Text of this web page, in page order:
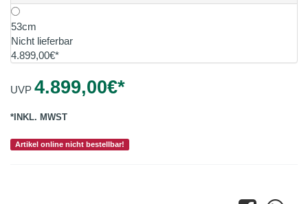
53cm
Nicht lieferbar
4.899,00€*
UVP 4.899,00€*
*INKL. MWST
Artikel online nicht bestellbar!